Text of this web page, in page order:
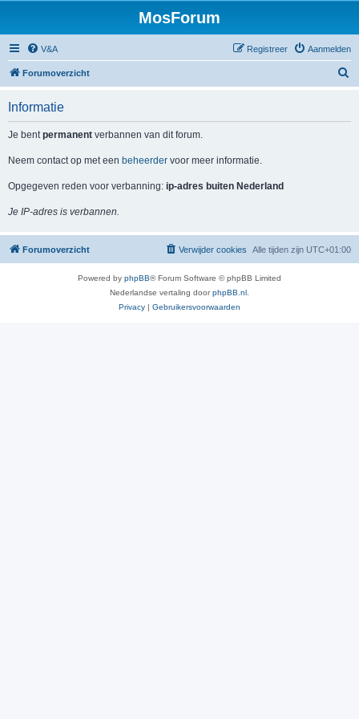
MosForum
V&A Aanmelden
Registreer
Forumoverzicht
Informatie
Je bentpermanent verbannen van dit forum.
Neem contact op met een beheerder voor meer informatie.
Opgegeven reden voor verbanning: ip-adres buiten Nederland
Je IP-adres is verbannen.
Forumoverzicht Alle tijden zijn UTC+01:00
Verwijder cookies
Powered by phpBB® Forum Software © phpBB Limited
Nederlandse vertaling doorphpBB.nl
Privacy | Gebruikersvoorwaarden